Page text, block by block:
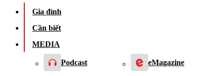
Gia đình
Cần biết
MEDIA
Podcast eMagazine